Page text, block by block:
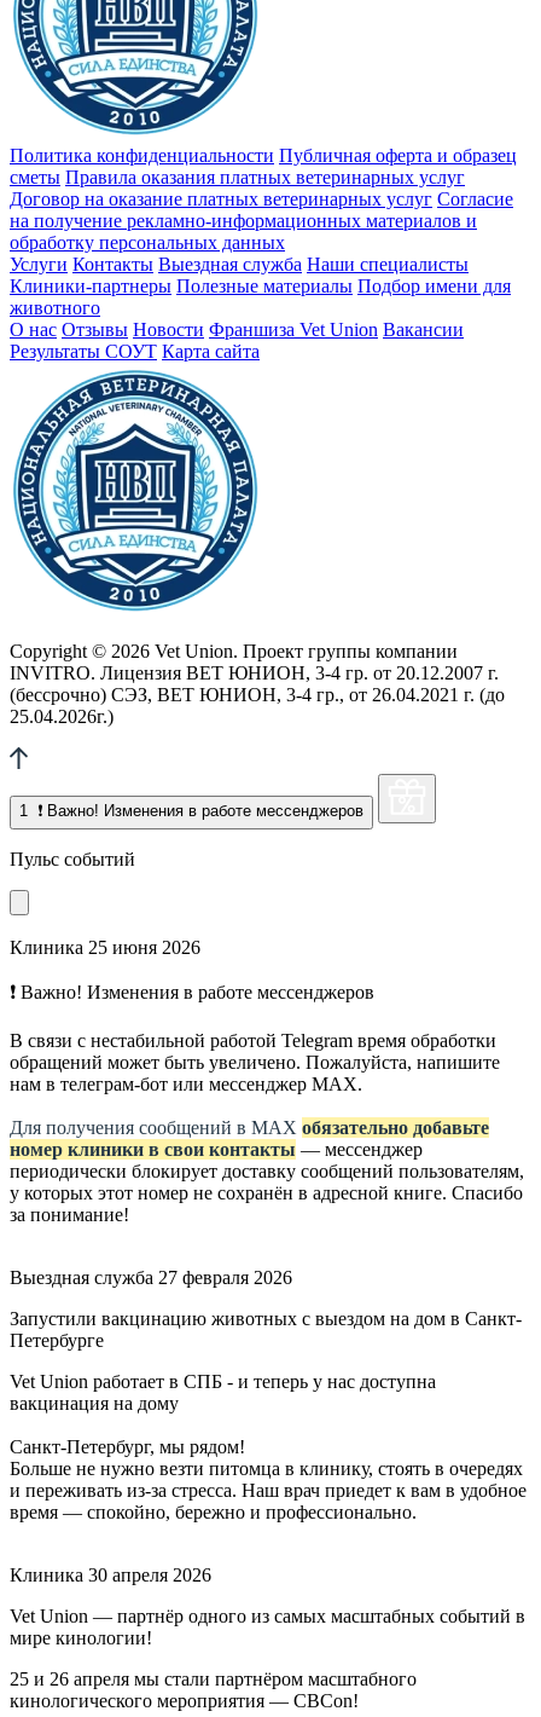
Политика конфиденциальности Публичная оферта и образец
сметы Правила оказания платных ветеринарных услуг
Договор на оказание платных ветеринарных услуг Cогласие
на получение рекламно-информационных материалов и
обработку персональных данных
Услуги Контакты Выездная служба Наши специалисты
Клиники-партнеры Полезные материалы Подбор имени для
животного
О нас Отзывы Новости Франшиза Vet Union Вакансии
Результаты СОУТ Карта сайта
Copyright © 2026 Vet Union. Проект группы компании
INVITRO. Лицензия ВЕТ ЮНИОН, 3-4 гр. от 20.12.2007 г.
(бессрочно) СЭЗ, ВЕТ ЮНИОН, 3-4 гр., от 26.04.2021 г. (до
25.04.2026г.)
1 ❗ Важно! Изменения в работе мессенджеров
Пульс событий
Клиника 25 июня 2026
❗ Важно! Изменения в работе мессенджеров
В связи с нестабильной работой Telegram время обработки
обращений может быть увеличено. Пожалуйста, напишите
нам в телеграм-бот или мессенджер МАХ.
Для получения сообщений в МАХ обязательно добавьте
номер клиники в свои контакты — мессенджер
периодически блокирует доставку сообщений пользователям,
у которых этот номер не сохранён в адресной книге. Спасибо
за понимание!
Выездная служба 27 февраля 2026
Запустили вакцинацию животных с выездом на дом в Санкт-
Петербурге
Vet Union работает в СПБ - и теперь у нас доступна
вакцинация на дому
Санкт-Петербург, мы рядом!
Больше не нужно везти питомца в клинику, стоять в очередях
и переживать из-за стресса. Наш врач приедет к вам в удобное
время — спокойно, бережно и профессионально.
Клиника 30 апреля 2026
Vet Union — партнёр одного из самых масштабных событий в
мире кинологии!
25 и 26 апреля мы стали партнёром масштабного
кинологического мероприятия — CBCon!